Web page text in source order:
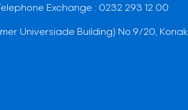
Exchange : 0232 293 12 00
Universiade Building) No:9/20, Konak